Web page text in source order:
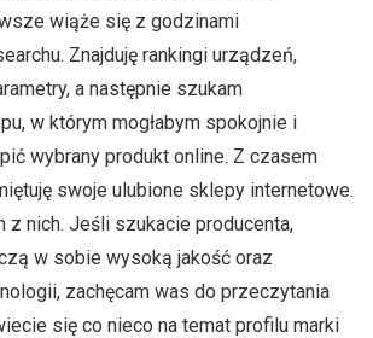
wiąże się z godzinami
Znajduję rankingi urządzeń,
a następnie szukam
w którym mogłabym spokojnie i
wybrany produkt online. Z czasem
swoje ulubione sklepy internetowe.
z nich. Jeśli szukacie producenta,
w sobie wysoką jakość oraz
zachęcam was do przeczytania
się co nieco na temat profilu marki